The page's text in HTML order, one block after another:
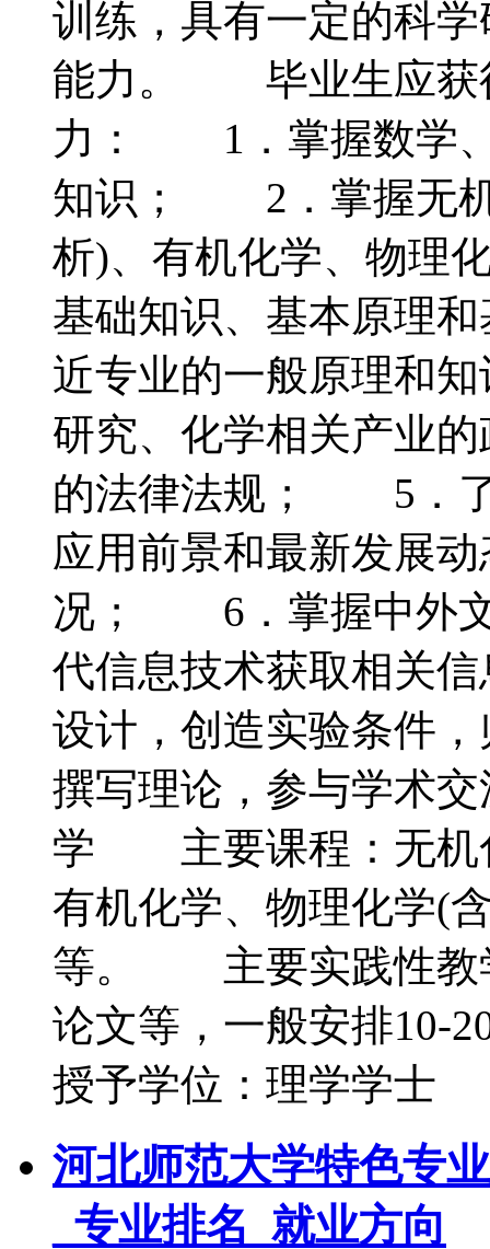
训练，具有一定的科
能力。 毕业生应获
力： 1．掌握数学、
知识； 2．掌握无机
析)、有机化学、物理
基础知识、基本原理
近专业的一般原理和
研究、化学相关产业
的法律法规； 5．了
应用前景和最新发展
况； 6．掌握中外文
代信息技术获取相关
设计，创造实验条件
撰写理论，参与学术
学 主要课程：无机
有机化学、物理化学(
等。 主要实践性教
论文等，一般安排
授予学位：理学学士
河北师范大学特色专
_专业排名_就业方向